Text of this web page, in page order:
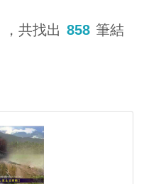
，共找出 858 筆結